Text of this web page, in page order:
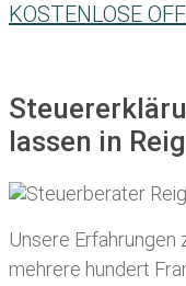
KOSTENLOSE
lassen in
Unsere Erfahrungen
mehrere hundert